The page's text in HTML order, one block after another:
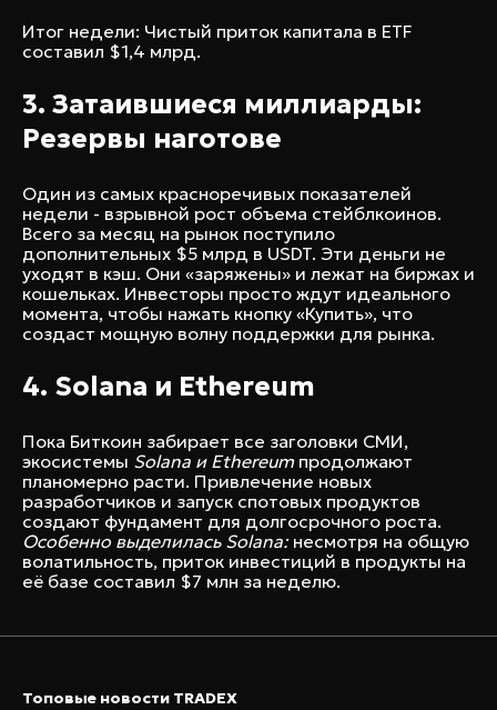
Итог недели: Чистый приток капитала в ETF
составил $1,4 млрд.
3. Затаившиеся миллиарды:
Резервы наготове
Один из самых красноречивых показателей
недели - взрывной рост объема стейблкоинов.
Всего за месяц на рынок поступило
дополнительных $5 млрд в USDT. Эти деньги не
уходят в кэш. Они «заряжены» и лежат на биржах и
кошельках. Инвесторы просто ждут идеального
момента, чтобы нажать кнопку «Купить», что
создаст мощную волну поддержки для рынка.
4. Solana и Ethereum
Пока Биткоин забирает все заголовки СМИ,
экосистемы Solana и Ethereum продолжают
планомерно расти. Привлечение новых
разработчиков и запуск спотовых продуктов
создают фундамент для долгосрочного роста.
Особенно выделилась Solana:несмотря на общую
волатильность, приток инвестиций в продукты на
её базе составил $7 млн за неделю.
Топовые новости TRADEX